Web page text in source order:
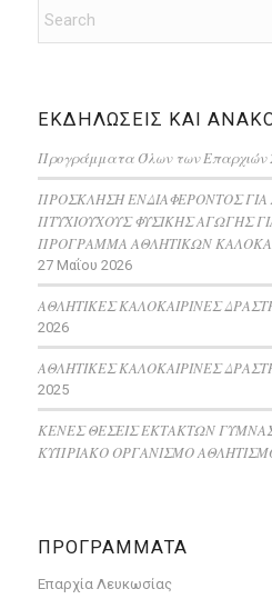
ΕΚΔΗΛΩΣΕΙΣ ΚΑΙ
Προγράμματα Όλων των Επαρχιών
ΠΡΟΣΚΛΗΣΗ ΕΝΔΙΑΦΕΡΟΝΤΟΣ
ΠΤΥΧΙΟΥΧΟΥΣ ΦΥΣΙΚΗΣ ΑΓΩΓΗΣ
ΠΡΟΓΡΑΜΜΑ ΑΘΛΗΤΙΚΩΝ
27 Μαΐου 2026
ΑΘΛΗΤΙΚΕΣ ΚΑΛΟΚΑΙΡΙΝΕΣ
2026
ΑΘΛΗΤΙΚΕΣ ΚΑΛΟΚΑΙΡΙΝΕΣ
2025
ΚΕΝΕΣ ΘΕΣΕΙΣ ΕΚΤΑΚΤΩΝ
ΚΥΠΡΙΑΚΟ ΟΡΓΑΝΙΣΜΟ
ΠΡΟΓΡΑΜΜΑΤΑ
Επαρχία Λευκωσίας